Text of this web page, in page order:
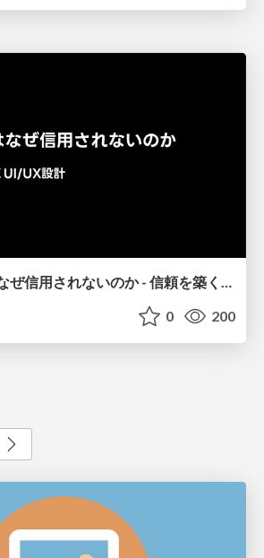
「おすすめ」はなぜ信用されないのか - 信頼を築くUI/UX設計
0 200